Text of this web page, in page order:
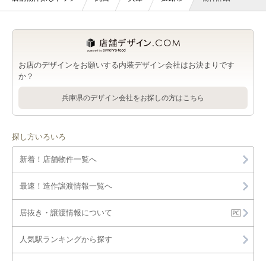
姫路市の物販・小売を出店可能な店舗物件・貸店舗・テナント
一覧
姫路市のジム・教室・スタジオを出店可能な店舗物件・貸店
舗・テナント一覧
姫路駅の医療・歯科・クリニックを出店可能な店舗物件・貸店
舗・テナント一覧
姫路駅の物販・小売を出店可能な店舗物件・貸店舗・テナント
舗・テナント一覧
手柄駅のサロンを出店可能な店舗物件・貸店舗・テナント一覧
手柄駅の医療・歯科・クリニックを出店可能な店舗物件・貸店
舗・テナント一覧
手柄駅の物販・小売を出店可能な店舗物件・貸店舗・テナント
舗・テナント一覧
手柄駅の3階以上の店舗物件・貸店舗・テナント一覧
手柄駅の居抜き店舗物件・貸店舗・テナント一覧
山陽姫路駅の居抜き店舗物件・貸店舗・テナント一覧
お店のデザインをお願いする内装デザイン会社はお決まりです
か？
兵庫県のデザイン会社をお探しの方はこちら
探し方いろいろ
新着！店舗物件一覧へ
最速！造作譲渡情報一覧へ
居抜き・譲渡情報について
人気駅ランキングから探す